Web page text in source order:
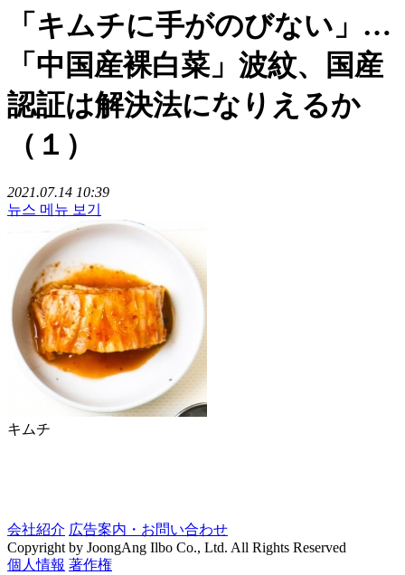
「キムチに手がのびない」…
「中国産裸白菜」波紋、国産
認証は解決法になりえるか
（１）
2021.07.14 10:39
뉴스 메뉴 보기
キムチ
会社紹介 広告案内・お問い合わせ
Copyright by JoongAng Ilbo Co., Ltd. All Rights Reserved
個人情報 著作権